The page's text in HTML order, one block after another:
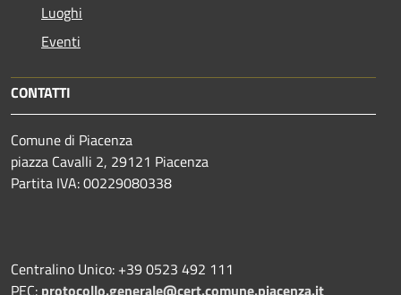
Luoghi
Eventi
CONTATTI
Comune di Piacenza
piazza Cavalli 2, 29121 Piacenza
Partita IVA: 00229080338
Centralino Unico: +39 0523 492 111
PEC: protocollo.generale@cert.comune.piacenza.it